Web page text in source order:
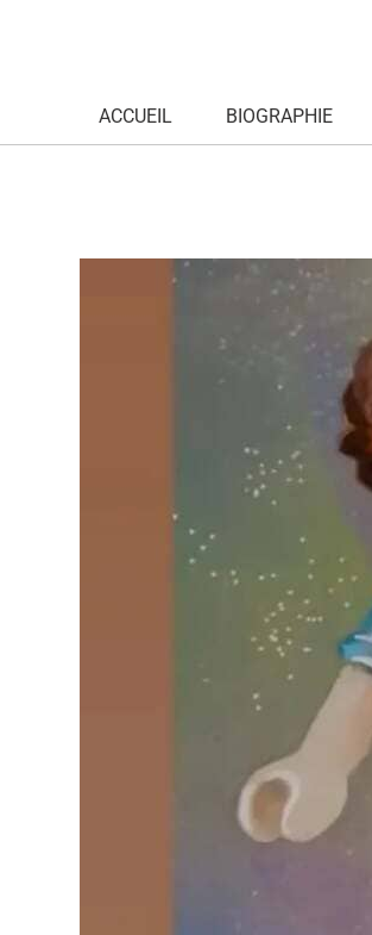
ACCUEIL BIOGRAPHIE